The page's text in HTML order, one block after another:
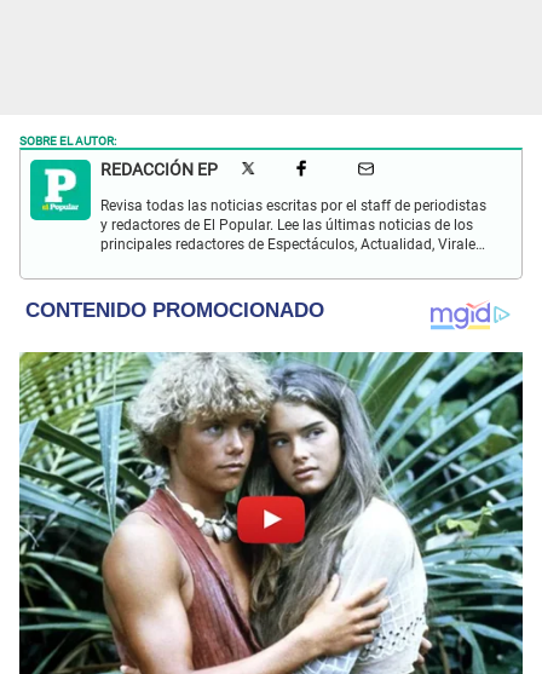
SOBRE EL AUTOR:
REDACCIÓN EP
Revisa todas las noticias escritas por el staff de periodistas
y redactores de El Popular. Lee las últimas noticias de los
principales redactores de Espectáculos, Actualidad, Virales,